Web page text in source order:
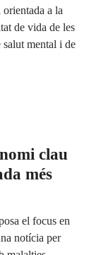
a la
de vida de les
salut mental i de
clau
més
el focus en
notícia per